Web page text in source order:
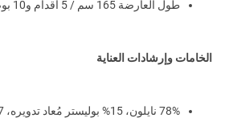
طول العارضة 165 سم / 5 أقدام و10 بوصة وترتدي مقاسًا S
الخامات وإرشادات العناية
78% نايلون، 15% بوليستر مُعاد تدويره، 7% إيلاستين